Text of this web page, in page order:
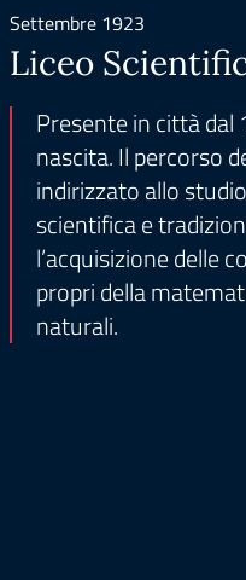
Settembre 1923
Liceo
Presente in città
nascita. Il percorso
indirizzato allo
scientifica e
l’acquisizione delle
propri della
naturali.